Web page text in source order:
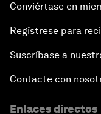
Conviértase en
Regístrese para
Suscríbase a
Contacte con
Enlaces directos